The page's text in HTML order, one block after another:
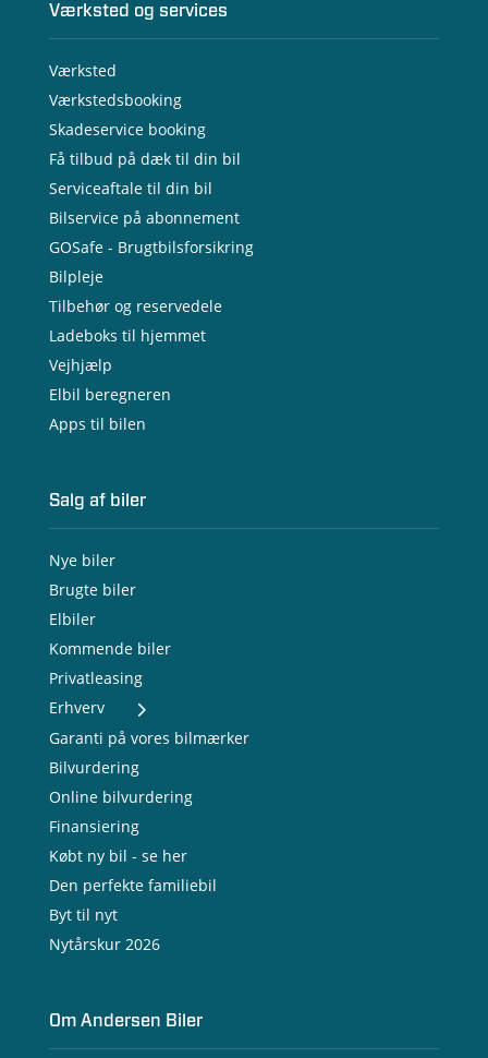
Værksted og services
Værksted
Værkstedsbooking
Skadeservice booking
Få tilbud på dæk til din bil
Serviceaftale til din bil
Bilservice på abonnement
GOSafe - Brugtbilsforsikring
Bilpleje
Tilbehør og reservedele
Ladeboks til hjemmet
Vejhjælp
Elbil beregneren
Apps til bilen
Salg af biler
Nye biler
Brugte biler
Elbiler
Kommende biler
Privatleasing
Erhverv
- Nye varebiler
- Brugte varebiler
- Erhvervsleasing
- Testkørsel
- Serviceaftale
- Opladning
Garanti på vores bilmærker
Bilvurdering
Online bilvurdering
Finansiering
Købt ny bil - se her
Den perfekte familiebil
Byt til nyt
Nytårskur 2026
Om Andersen Biler